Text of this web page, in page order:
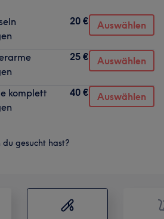
20 € Auswählen
25 € Auswählen
komplett
40 € Auswählen
gesucht hast?